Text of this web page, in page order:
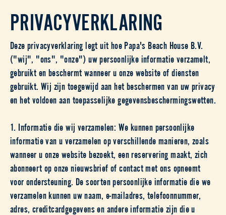
PRIVACYVERKLARING
Deze privacyverklaring legt uit hoe Papa's Beach House B.V.
("wij", "ons", "onze") uw persoonlijke informatie verzamelt,
gebruikt en beschermt wanneer u onze website of diensten
gebruikt. Wij zijn toegewijd aan het beschermen van uw privacy
en het voldoen aan toepasselijke gegevensbeschermingswetten.
1. Informatie die wij verzamelen: We kunnen persoonlijke
informatie van u verzamelen op verschillende manieren, zoals
wanneer u onze website bezoekt, een reservering maakt, zich
abonneert op onze nieuwsbrief of contact met ons opneemt
voor ondersteuning. De soorten persoonlijke informatie die we
verzamelen kunnen uw naam, e-mailadres, telefoonnummer,
adres, creditcardgegevens en andere informatie zijn die u